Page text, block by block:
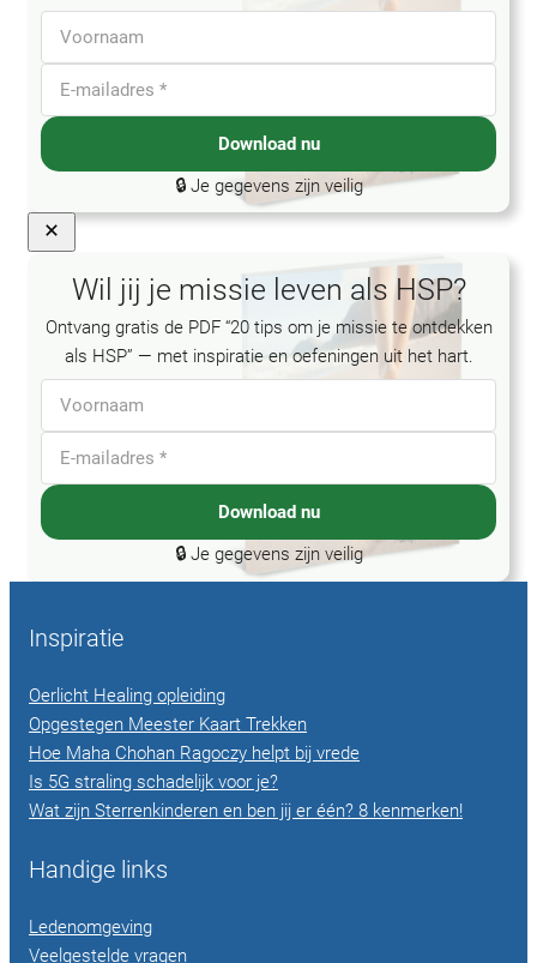
Download nu
🔒 Je gegevens zijn veilig
Close
Wil jij je missie leven als HSP?
Ontvang gratis de PDF “20 tips om je missie te ontdekken
als HSP” — met inspiratie en oefeningen uit het hart.
Download nu
🔒 Je gegevens zijn veilig
Inspiratie
Oerlicht Healing opleiding
Opgestegen Meester Kaart Trekken
Hoe Maha Chohan Ragoczy helpt bij vrede
Is 5G straling schadelijk voor je?
Wat zijn Sterrenkinderen en ben jij er één? 8 kenmerken!
Handige links
Ledenomgeving
Veelgestelde vragen